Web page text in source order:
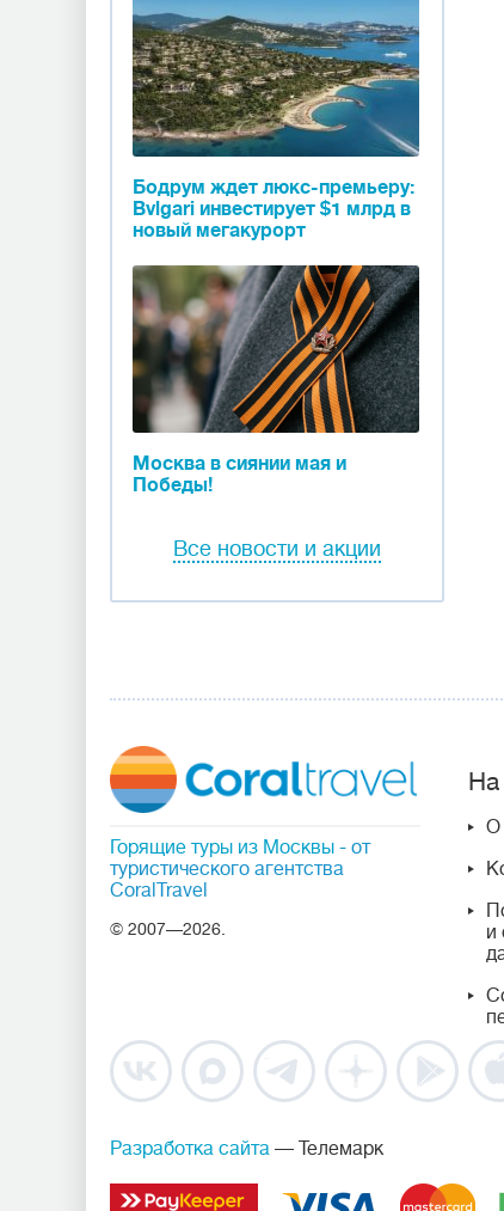
Бодрум ждет люкс-премьеру:
Bvlgari инвестирует $1 млрд в
новый мегакурорт
Москва в сиянии мая и
Победы!
Все новости и акции
Горящие туры из Москвы - от
туристического агентства
CoralTravel
© 2007—2026.
На
О
и
Разработка сайта — Телемарк